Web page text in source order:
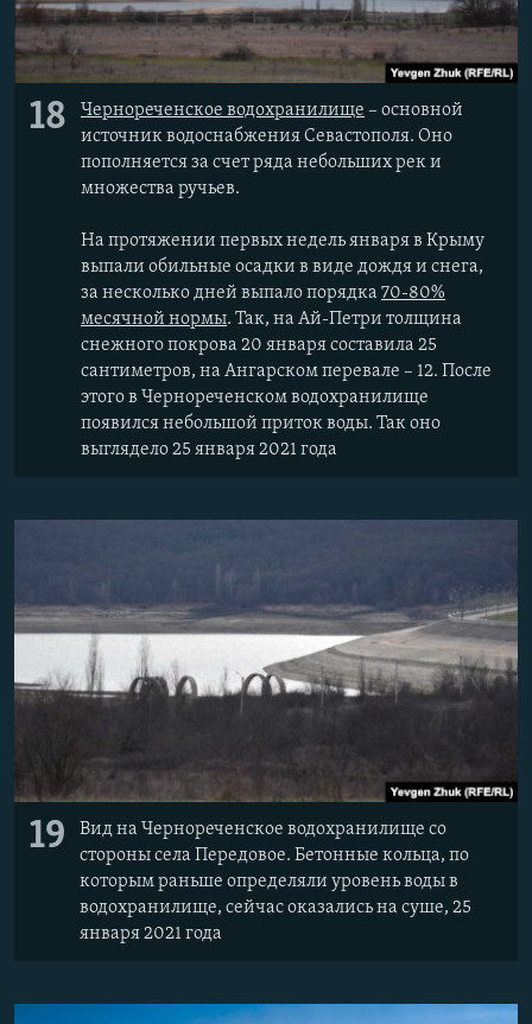
18 Чернореченское водохранилище – основной
источник водоснабжения Севастополя. Оно
пополняется за счет ряда небольших рек и
множества ручьев.
На протяжении первых недель января в Крыму
выпали обильные осадки в виде дождя и снега,
за несколько дней выпало порядка 70-80%
месячной нормы. Так, на Ай-Петри толщина
снежного покрова 20 января составила 25
сантиметров, на Ангарском перевале – 12. После
этого в Чернореченском водохранилище
появился небольшой приток воды. Так оно
выглядело 25 января 2021 года
19
Вид на Чернореченское водохранилище со
стороны села Передовое. Бетонные кольца, по
которым раньше определяли уровень воды в
водохранилище, сейчас оказались на суше, 25
января 2021 года